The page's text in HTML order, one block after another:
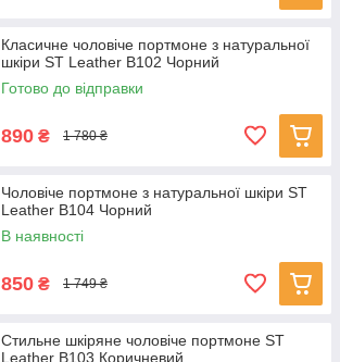
Класичне чоловіче портмоне з натуральної
шкіри ST Leather В102 Чорний
Готово до відправки
890 ₴ 1 780 ₴
Чоловіче портмоне з натуральної шкіри ST
Leather В104 Чорний
В наявності
850 ₴ 1 749 ₴
Стильне шкіряне чоловіче портмоне ST
Leather В103 Коричневий